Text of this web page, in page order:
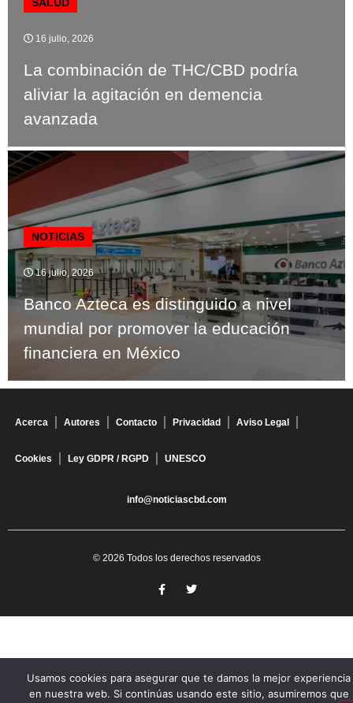
16 julio, 2026
La combinación de THC/CBD podría
aliviar la agitación en demencia
avanzada
NOTICIAS
16 julio, 2026
Banco Azteca es distinguido a nivel
mundial por promover la educación
financiera en México
Acerca Autores Contacto Privacidad Aviso Legal
Cookies Ley GDPR / RGPD UNESCO
info@noticiascbd.com
© 2026 Todos los derechos reservados
Usamos cookies para asegurar que te damos la mejor experiencia
en nuestra web. Si continúas usando este sitio, asumiremos que